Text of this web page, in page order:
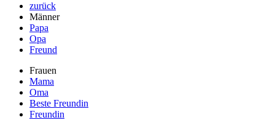
zurück
Männer
Papa
Opa
Freund
Frauen
Mama
Oma
Beste Freundin
Freundin